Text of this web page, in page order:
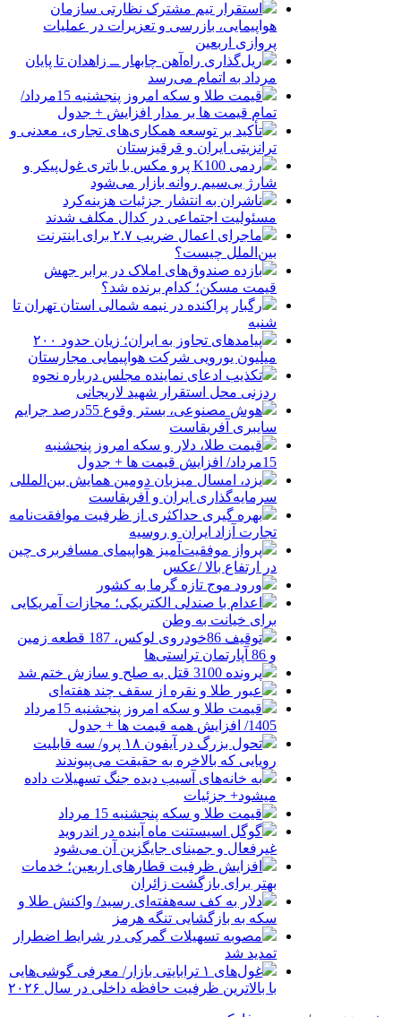
استقرار تیم مشترک نظارتی سازمان
هواپیمایی، بازرسی و تعزیرات در عملیات
پروازی اربعین
ریل‌گذاری راه‌آهن چابهار ــ زاهدان تا پایان
مرداد به اتمام می‌رسد
قیمت طلا و سکه امروز پنجشنبه 15مرداد/
تمام قیمت ها بر مدار افزایش + جدول
تأکید بر توسعه همکاری‌های تجاری، معدنی و
ترانزیتی ایران و قرقیزستان
ردمی K100 پرو مکس با باتری غول‌پیکر و
شارژ بی‌سیم روانه بازار می‌شود
ناشران به انتشار جزئیات هزینه‌کرد
مسئولیت اجتماعی در کدال مکلف شدند
ماجرای اعمال ضریب ۲.۷ برای اینترنت
بین‌الملل چیست؟
بازده صندوق‌های املاک در برابر جهش
قیمت مسکن؛ کدام برنده شد؟
رگبار پراکنده در نیمه شمالی استان تهران تا
شنبه
پیامدهای تجاوز به ایران؛ زیان حدود ۲۰۰
میلیون یورویی شرکت هواپیمایی مجارستان
تکذیب ادعای نماینده مجلس درباره نحوه
ردزنی محل استقرار شهید لاریجانی
هوش مصنوعی، بستر وقوع 55درصد جرایم
سایبری آفریقاست
قیمت طلا، دلار و سکه امروز پنجشنبه
15مرداد/ افزایش قیمت ها + جدول
یزد، امسال میزبان دومین همایش بین‌المللی
سرمایه‌گذاری ایران و آفریقاست
بهره گیری حداکثری از ظرفیت موافقت‌نامه
تجارت آزاد ایران و روسیه
پرواز موفقیت‌آمیز هواپیمای مسافربری چین
در ارتفاع بالا /عکس
ورود موج تازه گرما به کشور
اعدام با صندلی الکتریکی؛ مجازات آمریکایی
برای خیانت به وطن
توقیف 86خودروی لوکس، 187 قطعه زمین
و 86 آپارتمان تراستی‌ها
پرونده 3100 قتل به صلح و سازش ختم شد
عبور طلا و نقره از سقف چند هفته‌ای
قیمت طلا و سکه امروز پنجشنبه 15مرداد
1405/ افزایش همه قیمت ها + جدول
تحول بزرگ در آیفون ۱۸ پرو/ سه قابلیت
رویایی که بالاخره به حقیقت می‌پیوندند
به خانه‌های آسیب دیده جنگ تسهیلات داده
میشود+ جزئیات
قیمت طلا و سکه پنجشنبه 15 مرداد
گوگل اسیستنت ماه آینده در اندروید
غیرفعال و جمینای جایگزین آن می‌شود
افزایش ظرفیت قطارهای اربعین؛ خدمات
بهتر برای بازگشت زائران
دلار به کف سه‌هفته‌ای رسید/ واکنش طلا و
سکه به بازگشایی تنگه هرمز
مصوبه تسهیلات گمرکی در شرایط اضطرار
تمدید شد
غول‌های ۱ ترابایتی بازار/ معرفی گوشی‌هایی
با بالاترین ظرفیت حافظه داخلی در سال ۲۰۲۶